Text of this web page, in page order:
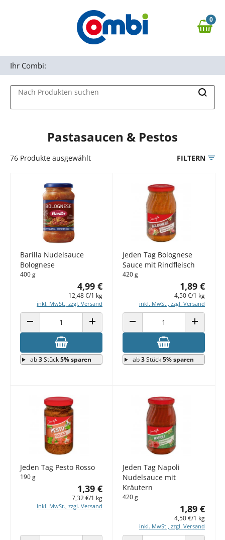
Zur Navigation springen
0,00 €
0
Nach Produkten suchen
Ihr Combi:
Pastasaucen & Pestos
76 Produkte ausgewählt FILTERN
Barilla Nudelsauce
Bolognese
400 g
4,99 €
12,48 €/1 kg
inkl. MwSt., zzgl. Versand
ANZAHL VERRINGERN ANZAHL ERHÖHEN
ab3Stück5% sparen
Jeden Tag Bolognese
Sauce mit Rindfleisch
420 g
1,89 €
4,50 €/1 kg
inkl. MwSt., zzgl. Versand
ANZAHL VERRINGERN ANZAHL
ab3Stück5% sparen
Jeden Tag Pesto Rosso
190 g
1,39 €
7,32 €/1 kg
inkl. MwSt., zzgl. Versand
Jeden Tag Napoli
Nudelsauce mit
Kräutern
420 g
1,89 €
4,50 €/1 kg
inkl. MwSt., zzgl. Versand